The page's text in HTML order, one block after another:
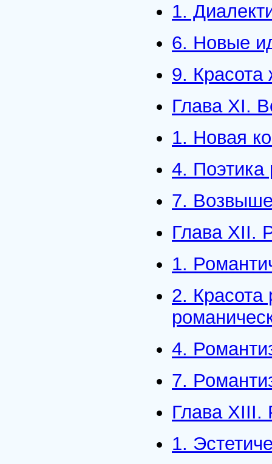
1.
6. Новые
9. Красота
Глава XI.
1. Новая
4. Поэтика
7.
Глава XII.
1.
2. Красота
4.
7.
Глава XIII.
1.